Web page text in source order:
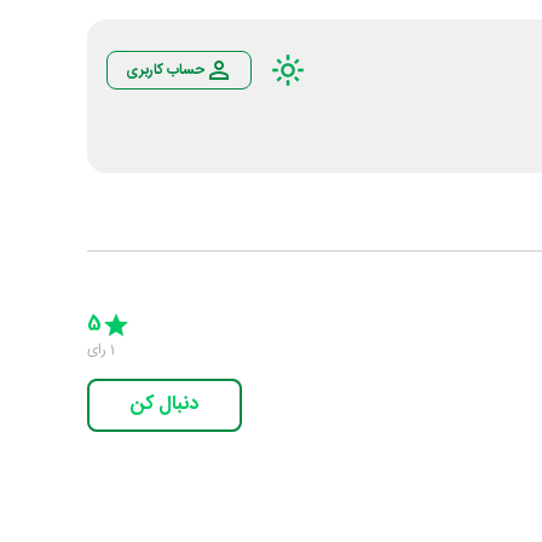
حساب کاربری
5 Stars
5
1 رای
دنبال کن